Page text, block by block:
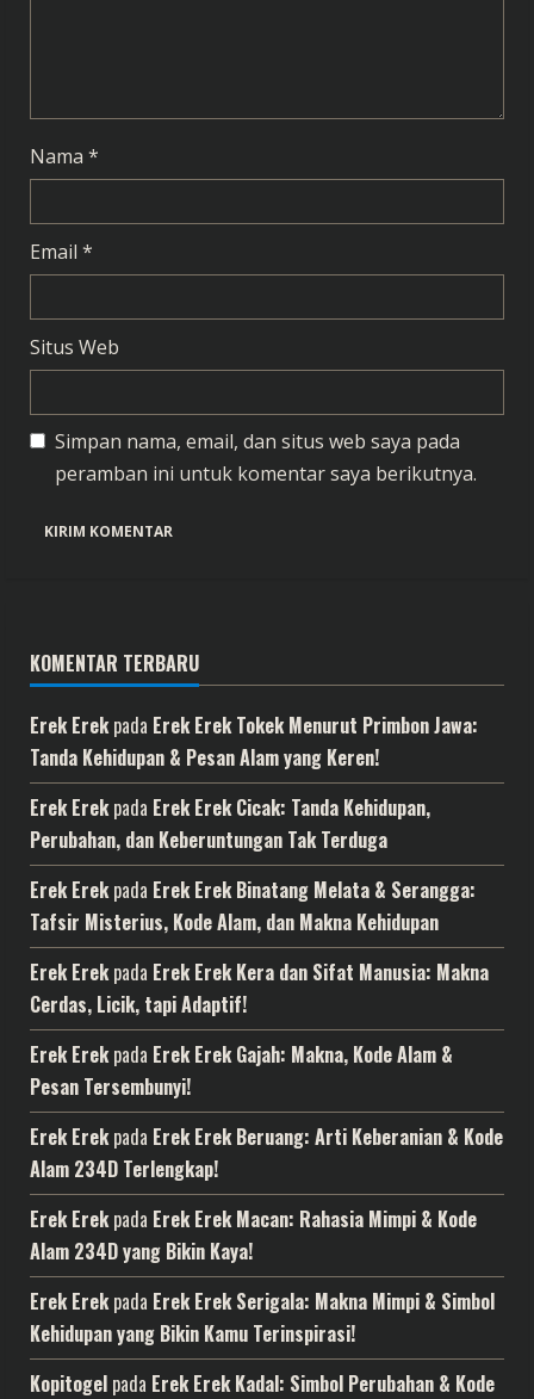
Nama *
Email *
Situs Web
Simpan nama, email, dan situs web saya pada
peramban ini untuk komentar saya berikutnya.
KOMENTAR TERBARU
Erek Erekpada Erek Erek Tokek Menurut Primbon Jawa:
Tanda Kehidupan & Pesan Alam yang Keren!
Erek Erekpada Erek Erek Cicak: Tanda Kehidupan,
Perubahan, dan Keberuntungan Tak Terduga
Erek Erekpada Erek Erek Binatang Melata & Serangga:
Tafsir Misterius, Kode Alam, dan Makna Kehidupan
Erek Erekpada Erek Erek Kera dan Sifat Manusia: Makna
Cerdas, Licik, tapi Adaptif!
Erek Erekpada Erek Erek Gajah: Makna, Kode Alam &
Pesan Tersembunyi!
Erek Erekpada Erek Erek Beruang: Arti Keberanian & Kode
Alam 234D Terlengkap!
Erek Erekpada Erek Erek Macan: Rahasia Mimpi & Kode
Alam 234D yang Bikin Kaya!
Erek Erekpada Erek Erek Serigala: Makna Mimpi & Simbol
Kehidupan yang Bikin Kamu Terinspirasi!
Kopitogel pada Erek Erek Kadal: Simbol Perubahan & Kode